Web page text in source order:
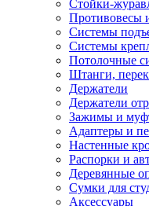
Стойки-
Противовесы
Системы
Системы
Потолочные
Штанги,
Держатели
Держатели
Зажимы и
Адаптеры и
Настенные
Распорки и
Деревянные
Сумки для
Аксессуары